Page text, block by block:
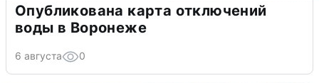
Опубликована карта отключений
воды в Воронеже
6 августа 0